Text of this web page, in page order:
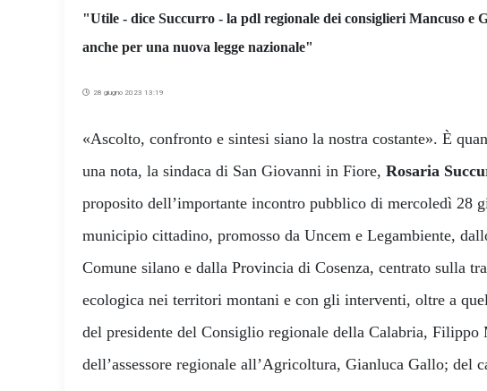
"Utile - dice Succurro - la pdl regionale dei consiglieri Mancuso e
anche per una nuova legge nazionale"
28 giugno 2023 13:19
«Ascolto, confronto e sintesi siano la nostra costante». È
una nota, la sindaca di San Giovanni in Fiore, Rosaria
proposito dell’importante incontro pubblico di mercoledì 28
municipio cittadino, promosso da Uncem e Legambiente,
Comune silano e dalla Provincia di Cosenza, centrato sulla
ecologica nei territori montani e con gli interventi, oltre a
del presidente del Consiglio regionale della Calabria, Filippo
dell’assessore regionale all’Agricoltura, Gianluca Gallo; del